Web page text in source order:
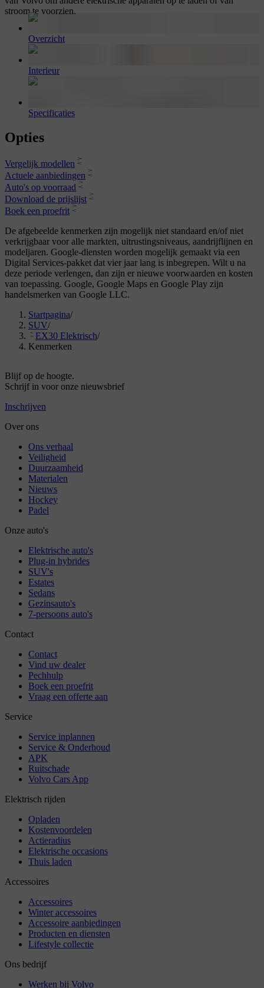
stroom te voorzien.
Overzicht
Interieur
Specificaties
Opties
Vergelijk modellen
Actuele aanbiedingen
Auto's op voorraad
Download de prijslijst
Boek een proefrit
De afgebeelde kenmerken zijn mogelijk niet standaard en/of niet
verkrijgbaar voor alle markten, uitrustingsniveaus, aandrijflijnen en
modeljaren. Google-diensten worden mogelijk gemaakt via een
Digital Services-pakket dat vier jaar lang is inbegrepen. Wilt u na
deze periode verlengen, dan zijn er nieuwe voorwaarden en kosten
van toepassing. Google, Google Maps en Google Play zijn
handelsmerken van Google LLC.
Startpagina/
SUV/
EX30 Elektrisch/
Kenmerken